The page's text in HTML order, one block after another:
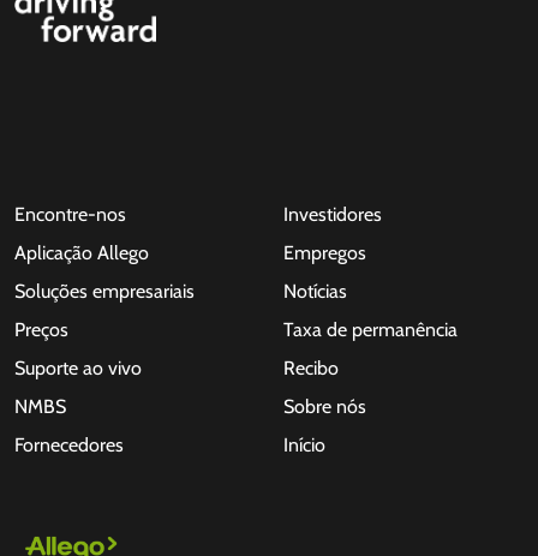
Encontre-nos
Aplicação Allego
Soluções empresariais
Preços
Suporte ao vivo
NMBS
Fornecedores
Investidores
Empregos
Notícias
Taxa de permanência
Recibo
Sobre nós
Início